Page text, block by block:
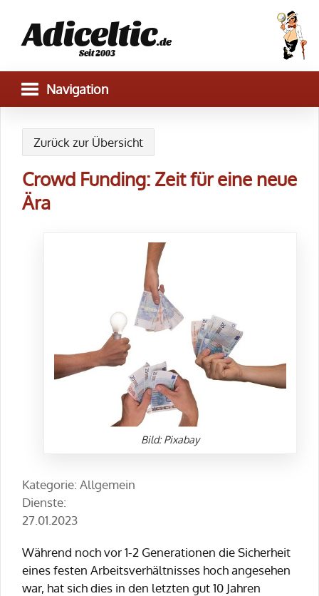
Adiceltic.de
Seit 2003
Zurück zur Übersicht
Crowd Funding: Zeit für eine neue
Ära
Bild: Pixabay
Kategorie: Allgemein
Dienste:
27.01.2023
Während noch vor 1-2 Generationen die Sicherheit
eines festen Arbeitsverhältnisses hoch angesehen
war, hat sich dies in den letzten gut 10 Jahren